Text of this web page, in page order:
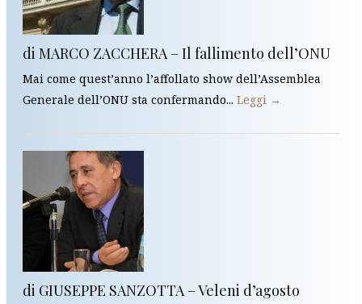
di MARCO ZACCHERA – Il fallimento dell’ONU
Mai come quest’anno l’affollato show dell’Assemblea
Generale dell’ONU sta confermando... Leggi →
di GIUSEPPE SANZOTTA – Veleni d’agosto